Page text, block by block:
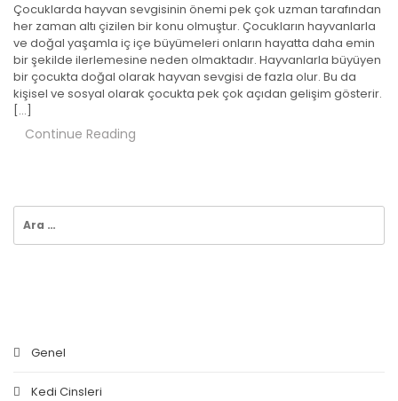
Çocuklarda hayvan sevgisinin önemi pek çok uzman tarafından
her zaman altı çizilen bir konu olmuştur. Çocukların hayvanlarla
ve doğal yaşamla iç içe büyümeleri onların hayatta daha emin
bir şekilde ilerlemesine neden olmaktadır. Hayvanlarla büyüyen
bir çocukta doğal olarak hayvan sevgisi de fazla olur. Bu da
kişisel ve sosyal olarak çocukta pek çok açıdan gelişim gösterir.
[…]
Continue Reading
Arama:
Genel
Kedi Cinsleri